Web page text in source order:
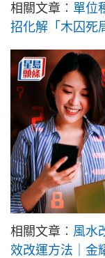
相關文章︰ 單位
招化解「木囚死
相關文章︰ 風水
效改運方法｜金